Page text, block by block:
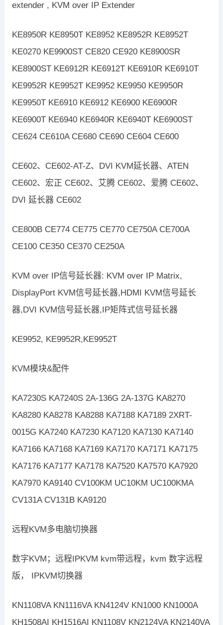
extender , KVM over IP Extender
KE8950R KE8950T KE8952 KE8952R KE8952T
KE0270 KE9900ST CE820 CE920 KE8900SR
KE8900ST KE6912R KE6912T KE6910R KE6910T
KE9952R KE9952T KE9952 KE9950 KE9950R
KE9950T KE6910 KE6912 KE6900 KE6900R
KE6900T KE6940 KE6940R KE6940T KE6900ST
CE624 CE610A CE680 CE690 CE604 CE600
CE602、CE602-AT-Z、DVI KVM延长器、ATEN
CE602、宏正 CE602、艾腾 CE602、爱腾 CE602、
DVI 延长器 CE602
CE800B CE774 CE775 CE770 CE750A CE700A
CE100 CE350 CE370 CE250A
KVM over IP信号延长器: KVM over IP Matrix,
DisplayPort KVM信号延长器,HDMI KVM信号延长
器,DVI KVM信号延长器,IP矩阵式信号延长器
KE9952, KE9952R,KE9952T
KVM模块&配件
KA7230S KA7240S 2A-136G 2A-137G KA8270
KA8280 KA8278 KA8288 KA7188 KA7189 2XRT-
0015G KA7240 KA7230 KA7120 KA7130 KA7140
KA7166 KA7168 KA7169 KA7170 KA7171 KA7175
KA7176 KA7177 KA7178 KA7520 KA7570 KA7920
KA7970 KA9140 CV100KM UC10KM UC100KMA
CV131A CV131B KA9120
远程KVM多电脑切换器
数字KVM；远程IPKVM kvm带远程，kvm 数字远程
版， IPKVM切换器
KN1108VA KN1116VA KN4124V KN1000 KN1000A
KH1508AI KH1516AI KN1108V KN2124VA KN2140VA